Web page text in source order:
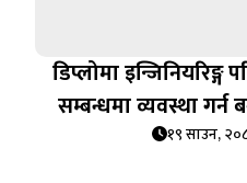
डिप्लोमा इन्जिनियरिङ्ग
सम्बन्धमा व्यवस्था
१९ साउन,